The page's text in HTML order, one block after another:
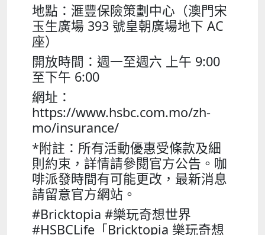
地點：滙豐保險策劃中心（澳門宋
玉生廣場 393 號皇朝廣場地下 AC
座）
開放時間：週一至週六 上午 9:00
至下午 6:00
網址：
https://www.hsbc.com.mo/zh-
mo/insurance/
*附註：所有活動優惠受條款及細
則約束，詳情請參閱官方公告。咖
啡派發時間有可能更改，最新消息
請留意官方網站。
#Bricktopia #樂玩奇想世界
#HSBCLife「Bricktopia 樂玩奇想